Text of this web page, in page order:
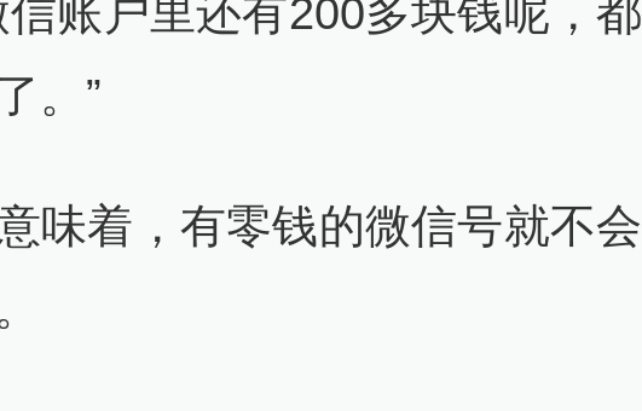
信账户里还有200多块钱呢，都
。”
味着，有零钱的微信号就不会